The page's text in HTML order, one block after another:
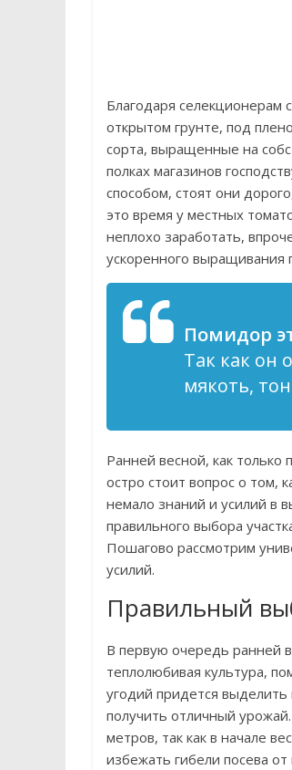
Благодаря
открытом грунте, под
сорта, выращенные на
полках магазинов
способом, стоят они
это время у местных
неплохо заработать,
ускоренного выращивания
Помидор
Так как он
мякоть,
Ранней весной, как только
остро стоит вопрос о том,
немало знаний и усилий в
правильного выбора
Пошагово рассмотрим
усилий.
Правильный
В первую очередь ранней
теплолюбивая культура,
угодий придется выделить
получить отличный
метров, так как в начале
избежать гибели посева